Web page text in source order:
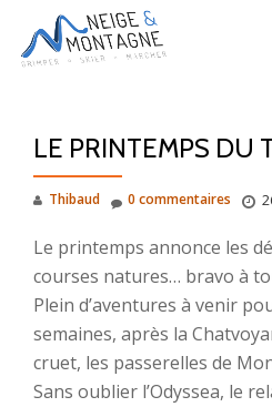
Aller
LE PRINTEMPS DU
Thibaud 0 commentaires
Le printemps annonce les
courses natures… bravo à
Plein d’aventures à venir
semaines, après la
cruet, les passerelles de
Sans oublier l’Odyssea, le